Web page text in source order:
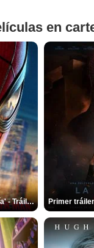
en
'Spider-Man Un Nuevo Día' - Tráiler oficial subtitulado Primer